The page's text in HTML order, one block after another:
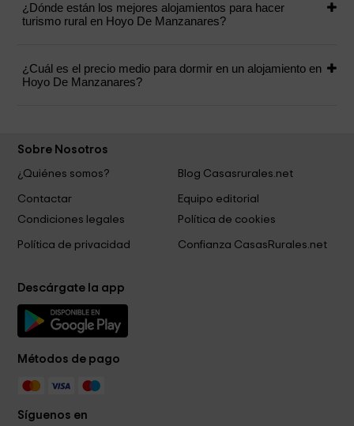
¿Dónde están los mejores alojamientos para hacer
turismo rural en Hoyo De Manzanares?
¿Cuál es el precio medio para dormir en un alojamiento en
Hoyo De Manzanares?
Sobre Nosotros
¿Quiénes somos?
Blog Casasrurales.net
Contactar
Equipo editorial
Condiciones legales
Política de cookies
Política de privacidad Confianza CasasRurales.net
Descárgate la app
Métodos de pago
Síguenos en